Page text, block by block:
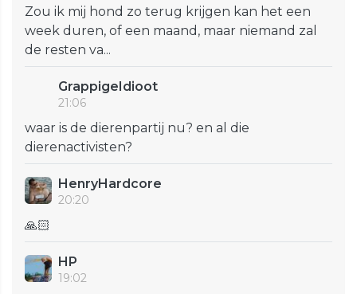
Zou ik mij hond zo terug krijgen kan het een
week duren, of een maand, maar niemand zal
de resten va...
GrappigeIdioot
21:06
waar is de dierenpartij nu? en al die
dierenactivisten?
HenryHardcore
20:20
🙏🏻
HP
19:02